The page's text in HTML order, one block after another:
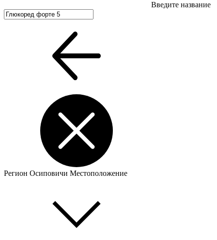
Введите название
Регион Осиповичи Местоположение